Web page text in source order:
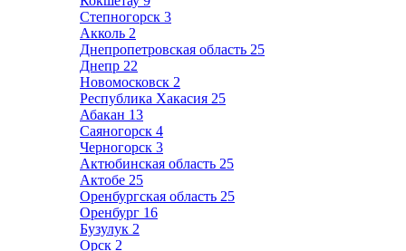
Степногорск 3
Акколь 2
Днепропетровская область 25
Днепр 22
Новомосковск 2
Республика Хакасия 25
Абакан 13
Саяногорск 4
Черногорск 3
Актюбинская область 25
Актобе 25
Оренбургская область 25
Оренбург 16
Бузулук 2
Орск 2